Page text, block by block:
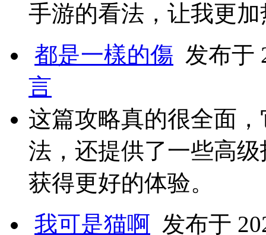
手游的看法，让我更
都是一樣的傷 发布于
言
这篇攻略真的很全面
法，还提供了一些高
获得更好的体验。
我可是猫啊 发布于